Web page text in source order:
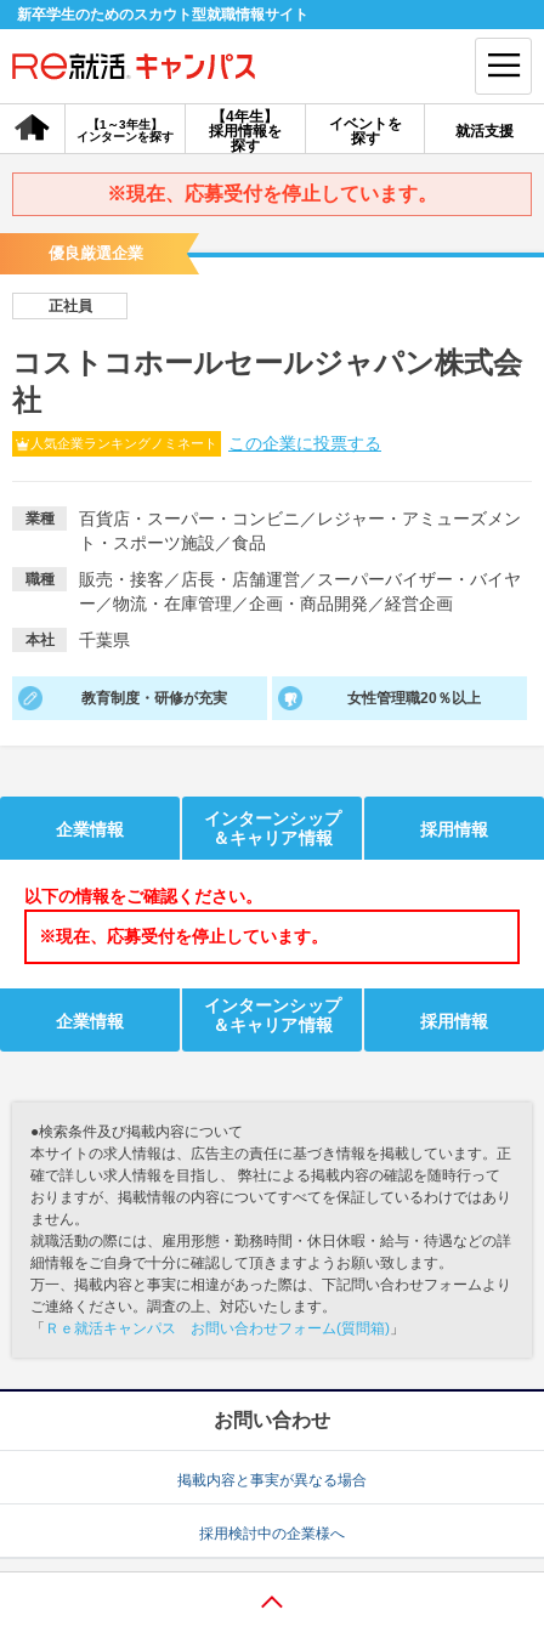
新卒学生のためのスカウト型就職情報サイト
【4年生】
採用情報を
探す
【1～3年生】
インターンを探す
イベントを
探す
就活支援
会員登録 ログイン
会員ID・パスワードを忘れた方はこちら
探す
【4年生】
採用情報を探す
説明会を探す
【1～3年生】
インターンを探す
イベントを探す スカウト
就活ノウハウ・サポート
就活支援 就活コラム
適職診断 就活チャンネル
就活時事ニュースを更新 不明点があればこちら
※現在、応募受付を停止しています。
優良厳選企業
正社員
コストコホールセールジャパン株式会
社
人気企業ランキングノミネート この企業に投票する
業種 百貨店・スーパー・コンビニ ／ レジャー・アミューズメン
ト・スポーツ施設 ／食品
職種 販売・接客 ／ 店長・店舗運営／ スーパーバイザー・バイヤ
ー ／物流・在庫管理 ／企画・商品開発 ／経営企画
本社 千葉県
教育制度・研修が充実 女性管理職20％以上
企業情報
インターンシップ
＆キャリア情報
採用情報
以下の情報をご確認ください。
※現在、応募受付を停止しています。
企業情報
インターンシップ
＆キャリア情報
採用情報
●検索条件及び掲載内容について
本サイトの求人情報は、広告主の責任に基づき情報を掲載しています。正
確で詳しい求人情報を目指し、 弊社による掲載内容の確認を随時行って
おりますが、掲載情報の内容についてすべてを保証しているわけではあり
ません。
就職活動の際には、雇用形態・勤務時間・休日休暇・給与・待遇などの詳
細情報をご自身で十分に確認して頂きますようお願い致します。
万一、掲載内容と事実に相違があった際は、下記問い合わせフォームより
ご連絡ください。調査の上、対応いたします。
「 Ｒｅ就活キャンパス お問い合わせフォーム(質問箱) 」
お問い合わせ
掲載内容と事実が異なる場合
採用検討中の企業様へ